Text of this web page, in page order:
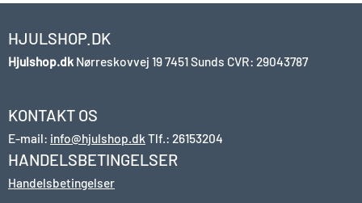
HJULSHOP.DK
Hjulshop.dk Nørreskovvej 197451 Sunds CVR: 29043787
KONTAKT OS
E-mail: info@hjulshop.dk Tlf.: 26153204
HANDELSBETINGELSER
Handelsbetingelser